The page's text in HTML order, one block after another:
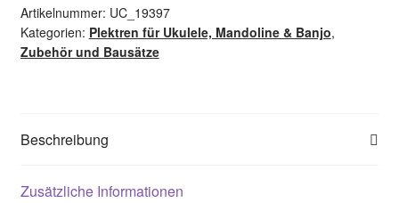
Menge
Artikelnummer: UC_19397
Kategorien: Plektren für Ukulele, Mandoline & Banjo,
Zubehör und Bausätze
Beschreibung
Zusätzliche Informationen